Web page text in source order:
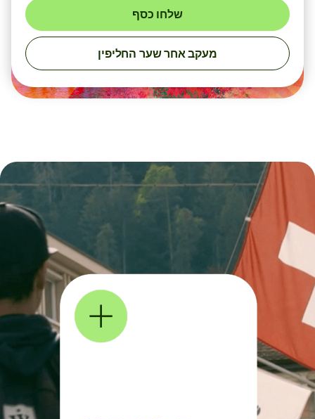
שלחו כסף
מעקב אחר שער החליפין